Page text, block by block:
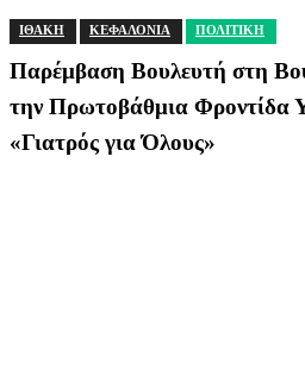
ΙΘΑΚΗ ΚΕΦΑΛΟΝΙΑ ΠΟΛΙΤΙΚΗ
Παρέμβαση Βουλευτή στη
την Πρωτοβάθμια Φροντίδα
«Γιατρός για Όλους»